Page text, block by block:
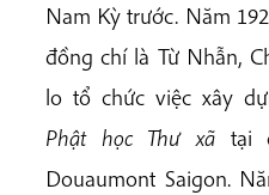
Nam Kỳ trước. Năm
đồng chí là Từ Nhẫn,
lo tổ chức việc xây
Phật học Thư xã tại
Douaumont Saigon.